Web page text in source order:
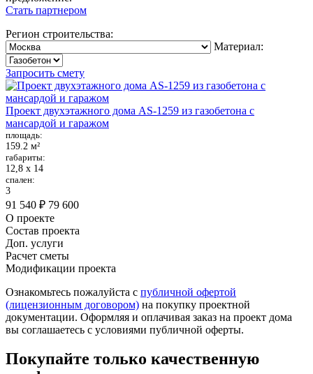
Стать партнером
Регион строительства:
Материал:
Запросить смету
Проект двухэтажного дома AS-1259 из газобетона с
мансардой и гаражом
площадь:
159.2 м²
габариты:
12,8 х 14
спален:
3
91 540 ₽ 79 600
О проекте
Состав проекта
Доп. услуги
Расчет сметы
Модификации проекта
Ознакомьтесь пожалуйста с публичной офертой
(лицензионным договором) на покупку проектной
документации. Оформляя и оплачивая заказ на проект дома
вы соглашаетесь с условиями публичной оферты.
Покупайте только качественную